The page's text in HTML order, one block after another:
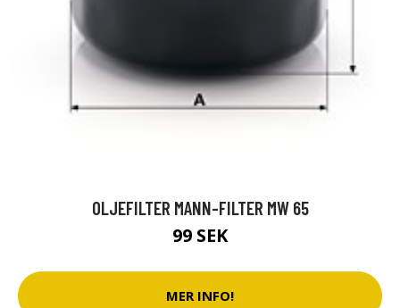
OLJEFILTER MANN-FILTER MW 65
99 SEK
MER INFO!